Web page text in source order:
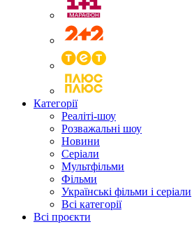
Категорії
Реаліті-шоу
Розважальні шоу
Новини
Серіали
Мультфільми
Фільми
Українські фільми і серіали
Всі категорії
Всі проєкти